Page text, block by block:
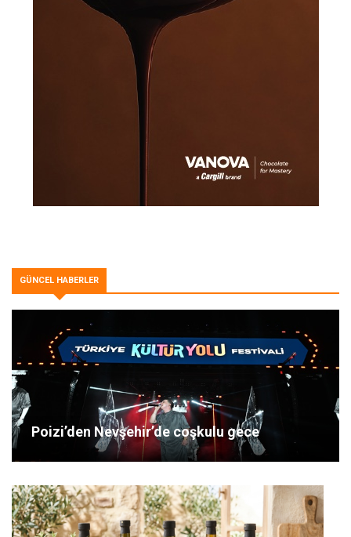
GÜNCEL HABERLER
Poizi’den Nevşehir’de coşkulu gece